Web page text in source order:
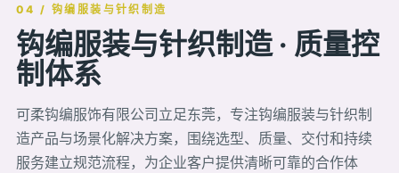
04 / 钩编服装与针织制造
钩编服装与针织制造 · 质量控
制体系
可柔钩编服饰有限公司立足东莞，专注钩编服装与针织制
造产品与场景化解决方案，围绕选型、质量、交付和持续
服务建立规范流程，为企业客户提供清晰可靠的合作体